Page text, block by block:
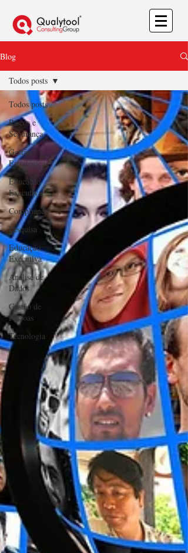
Blog
Todos posts
Riscos e
Segurança
Gestão
Estratégica
Educação
Executiva
Compliance
Pesquisa
Educação
Executiva
Análise de
Dados
Gestão de
Pessoas
Tecnologia
Todos posts